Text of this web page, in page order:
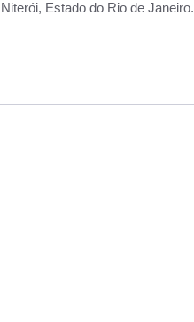
Estado do Rio de Janeiro.